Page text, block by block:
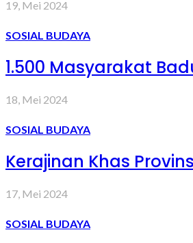
19, Mei 2024
SOSIAL BUDAYA
1.500 Masyarakat
18, Mei 2024
SOSIAL BUDAYA
Kerajinan Khas
17, Mei 2024
SOSIAL BUDAYA